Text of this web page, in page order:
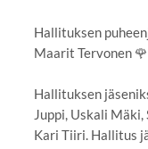
Hallituksen
Maarit Tervonen 🌹
Hallituksen
Juppi, Uskali
Kari Tiiri. Hallitus